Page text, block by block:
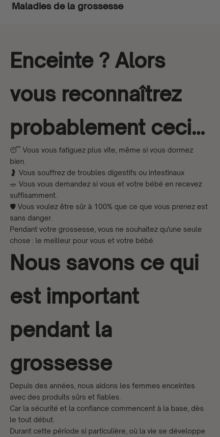
Maladies de la grossesse
Enceinte ? Alors
vous reconnaîtrez
probablement ceci…
😴 Vous vous fatiguez plus vite, même si vous dormez
bien.
🤰 Vous souffrez de troubles digestifs ou intestinaux
🥗 Vous vous demandez si vous et votre bébé en recevez
suffisamment.
🛡️ Vous voulez être sûr à 100% que ce que vous prenez est
sans danger.
Pendant votre grossesse, vous ne souhaitez qu'une seule
chose : le meilleur pour vous et votre bébé.
Nous savons ce qui
est important
pendant la
grossesse
Depuis des années, nous aidons les femmes enceintes
avec des produits sûrs et fiables.
Car la sécurité et la confiance commencent à la base, dès
le tout début.
Durant cette période si particulière, où la vie se développe